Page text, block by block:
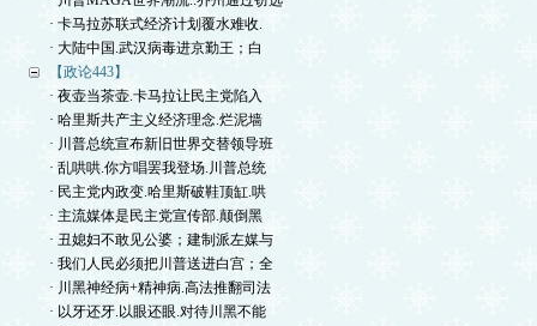
· 卡马拉苏联式经济计划覆水难收.
· 大陆中国.武汉病毒进京勤王；白
【政论443】
· 夜壶当茶壶.卡马拉让民主党陷入
· 哈里斯共产主义经济理念.烂泥墙
· 川普总统宣布新旧世界交替领导班
· 乱哄哄.你方唱罢我登场.川普总统
· 民主党内政变.哈里斯破鞋顶缸.哄
· 主流媒体是民主党宣传部.颠倒黑
· 丑媳妇不敢见公婆；建制派左媒与
· 我们人民必须把川普送进白宫；全
· 川黑神经病+精神病.高法推翻司法
· 以牙还牙.以眼还眼.对待川黑不能